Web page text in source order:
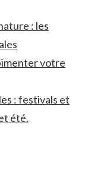
: les
votre‍
: festivals et
été.